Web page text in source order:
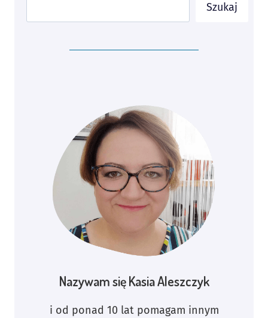
Szukaj
Nazywam się Kasia Aleszczyk
i od ponad 10 lat pomagam innym